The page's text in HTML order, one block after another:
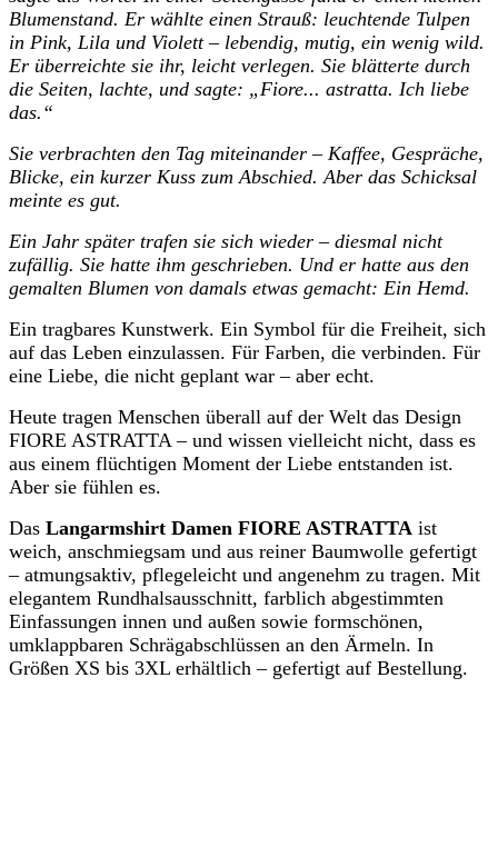
Blumenstand. Er wählte einen Strauß: leuchtende Tulpen
in Pink, Lila und Violett – lebendig, mutig, ein wenig wild.
Er überreichte sie ihr, leicht verlegen. Sie blätterte durch
die Seiten, lachte, und sagte: „Fiore... astratta. Ich liebe
das.“
Sie verbrachten den Tag miteinander – Kaffee, Gespräche,
Blicke, ein kurzer Kuss zum Abschied. Aber das Schicksal
meinte es gut.
Ein Jahr später trafen sie sich wieder – diesmal nicht
zufällig. Sie hatte ihm geschrieben. Und er hatte aus den
gemalten Blumen von damals etwas gemacht: Ein Hemd.
Ein tragbares Kunstwerk. Ein Symbol für die Freiheit, sich
auf das Leben einzulassen. Für Farben, die verbinden. Für
eine Liebe, die nicht geplant war – aber echt.
Heute tragen Menschen überall auf der Welt das Design
FIORE ASTRATTA – und wissen vielleicht nicht, dass es
aus einem flüchtigen Moment der Liebe entstanden ist.
Aber sie fühlen es.
Das Langarmshirt Damen FIORE ASTRATTA ist
weich, anschmiegsam und aus reiner Baumwolle gefertigt
– atmungsaktiv, pflegeleicht und angenehm zu tragen. Mit
elegantem Rundhalsausschnitt, farblich abgestimmten
Einfassungen innen und außen sowie formschönen,
umklappbaren Schrägabschlüssen an den Ärmeln. In
Größen XS bis 3XL erhältlich – gefertigt auf Bestellung.